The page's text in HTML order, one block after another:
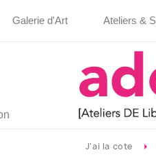
Galerie d'Art Ateliers &
J'ai la cote